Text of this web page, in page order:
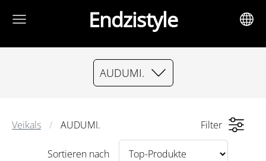
Endzistyle
AUDUMI.
Veikals AUDUMI. Filter
Sortieren nach